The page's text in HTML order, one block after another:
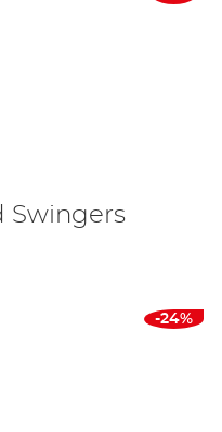
Swingers
-24%